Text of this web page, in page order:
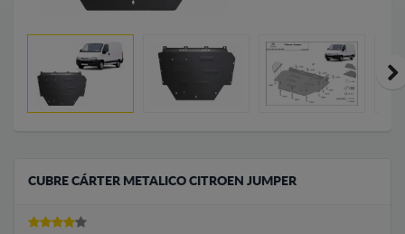
CUBRE CÁRTER METALICO CITROEN JUMPER